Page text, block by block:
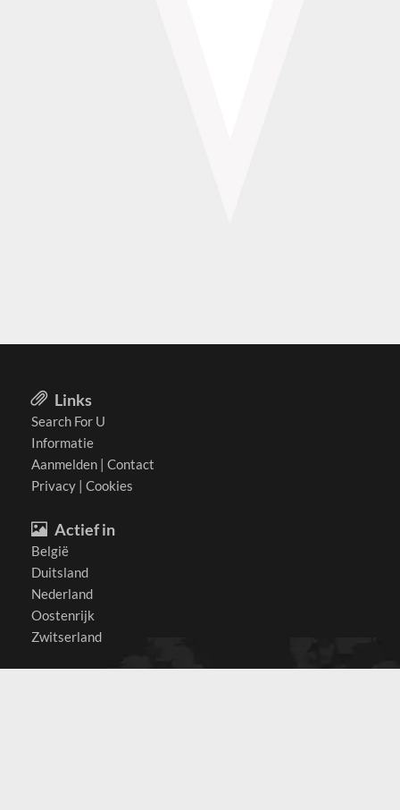
Links
Search For U
Informatie
Aanmelden | Contact
Privacy | Cookies
Actief in
België
Duitsland
Nederland
Oostenrijk
Zwitserland